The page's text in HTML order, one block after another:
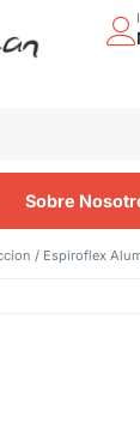
Sobre
/ Espiroflex